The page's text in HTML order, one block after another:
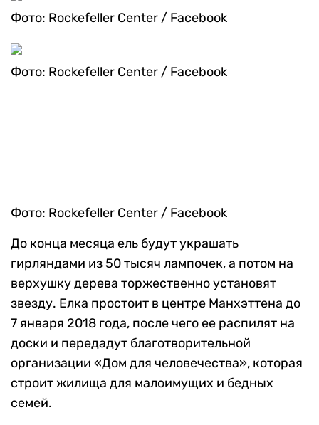
Фото: Rockefeller Center / Facebook
Фото: Rockefeller Center / Facebook
Фото: Rockefeller Center / Facebook
До конца месяца ель будут украшать
гирляндами из 50 тысяч лампочек, а потом на
верхушку дерева торжественно установят
звезду. Елка простоит в центре Манхэттена до
7 января 2018 года, после чего ее распилят на
доски и передадут благотворительной
организации «Дом для человечества», которая
строит жилища для малоимущих и бедных
семей.